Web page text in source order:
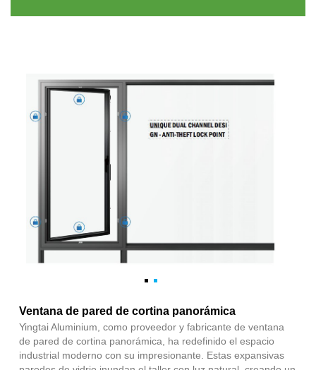
Ventana de pared de cortina panorámica
Yingtai Aluminium, como proveedor y fabricante de ventana
de pared de cortina panorámica, ha redefinido el espacio
industrial moderno con su impresionante. Estas expansivas